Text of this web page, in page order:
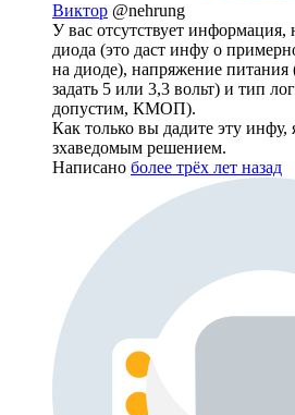
Виктор @nehrung
У вас отсутствует информация,
диода (это даст инфу о
на диоде), напряжение
задать 5 или 3,3 вольт) и тип
допустим, КМОП).
Как только вы дадите эту
зхаведомым решением.
Написано более трёх лет назад